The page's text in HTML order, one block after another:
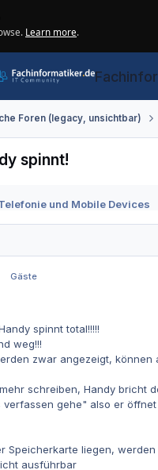
Learn more.
Foren (legacy, unsichtbar)
spinnt!
und Mobile Devices
Gäste
spinnt total!!!!!
weg!!!
zwar angezeigt, können
schreiben, Handy bricht
gehe" also er
Speicherkarte liegen,
ausführbar